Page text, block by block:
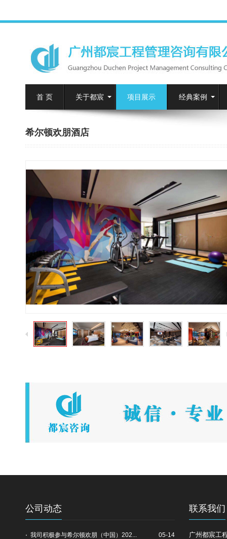
首 页 关于都宸 项目展示 经典案例
希尔顿欢朋酒店
公司动态
我司积极参与希尔顿欢朋（中国）202...
05-14
联系我们
广州都宸工